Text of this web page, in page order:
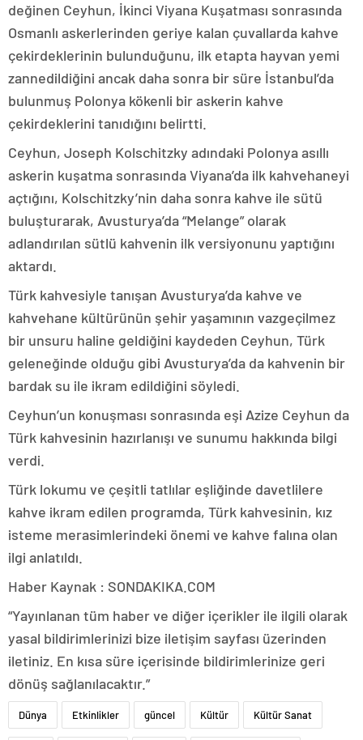
değinen Ceyhun, İkinci Viyana Kuşatması sonrasında
Osmanlı askerlerinden geriye kalan çuvallarda kahve
çekirdeklerinin bulunduğunu, ilk etapta hayvan yemi
zannedildiğini ancak daha sonra bir süre İstanbul’da
bulunmuş Polonya kökenli bir askerin kahve
çekirdeklerini tanıdığını belirtti.
Ceyhun, Joseph Kolschitzky adındaki Polonya asıllı
askerin kuşatma sonrasında Viyana’da ilk kahvehaneyi
açtığını, Kolschitzky’nin daha sonra kahve ile sütü
buluşturarak, Avusturya’da “Melange” olarak
adlandırılan sütlü kahvenin ilk versiyonunu yaptığını
aktardı.
Türk kahvesiyle tanışan Avusturya’da kahve ve
kahvehane kültürünün şehir yaşamının vazgeçilmez
bir unsuru haline geldiğini kaydeden Ceyhun, Türk
geleneğinde olduğu gibi Avusturya’da da kahvenin bir
bardak su ile ikram edildiğini söyledi.
Ceyhun’un konuşması sonrasında eşi Azize Ceyhun da
Türk kahvesinin hazırlanışı ve sunumu hakkında bilgi
verdi.
Türk lokumu ve çeşitli tatlılar eşliğinde davetlilere
kahve ikram edilen programda, Türk kahvesinin, kız
isteme merasimlerindeki önemi ve kahve falına olan
ilgi anlatıldı.
Haber Kaynak : SONDAKIKA.COM
“Yayınlanan tüm haber ve diğer içerikler ile ilgili olarak
yasal bildirimlerinizi bize iletişim sayfası üzerinden
iletiniz. En kısa süre içerisinde bildirimlerinize geri
dönüş sağlanılacaktır.”
Dünya Etkinlikler güncel Kültür Kültür Sanat